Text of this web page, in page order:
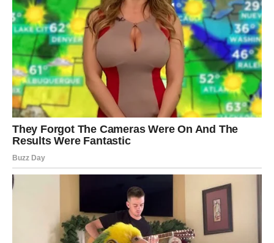
znakovima Zodijaka, ali posebno će blistati Rakovi, Lavovi
i Vodolije kojima zvijezde šalju sreću, uspjeh i događaje
koje niko nije mogao očekivati.
Ovo je period tokom kojeg univerzum pokazuje da se
najveće promjene često dese onda kada mislimo da se
više ništa ne može promijeniti.